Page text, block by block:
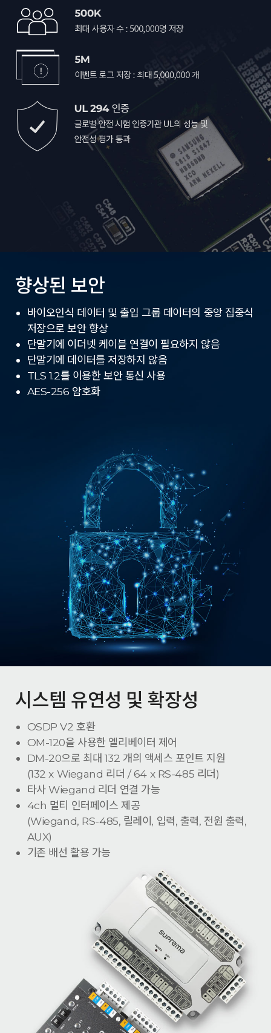
향상된 보안
바이오인식 데이터 및 출입 그룹 데이터의 중앙 집중식
저장으로 보안 향상
단말기에 이더넷 케이블 연결이 필요하지 않음
단말기에 데이터를 저장하지 않음
TLS 1.2를 이용한 보안 통신 사용
AES-256 암호화
시스템 유연성 및 확장성
OSDP V2 호환
OM-120을 사용한 엘리베이터 제어
DM-20으로 최대 132 개의 액세스 포인트 지원
(132 x Wiegand 리더 / 64 x RS-485 리더)
타사 Wiegand 리더 연결 가능
4ch 멀티 인터페이스 제공
(Wiegand, RS-485, 릴레이, 입력, 출력, 전원 출력,
AUX)
기존 배선 활용 가능